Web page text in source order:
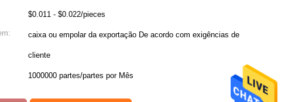
$0.011 - $0.022/pieces
caixa ou empolar da exportação De acordo com exigências de
cliente
1000000 partes/partes por Mês